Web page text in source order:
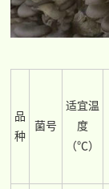
品
种
菌号
适宜温
度
（℃）